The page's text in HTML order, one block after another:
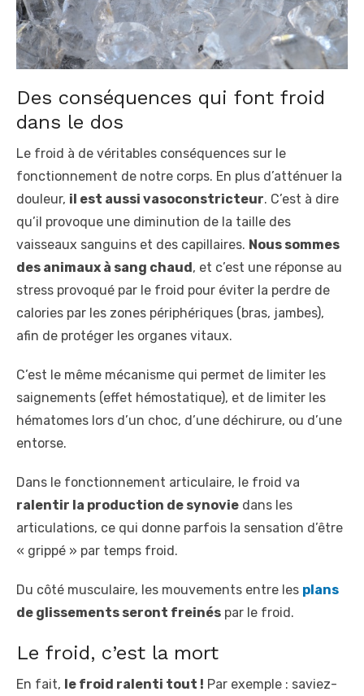
Des conséquences qui font froid
dans le dos
Le froid à de véritables conséquences sur le
fonctionnement de notre corps. En plus d’atténuer la
douleur, il est aussi vasoconstricteur. C’est à dire
qu’il provoque une diminution de la taille des
vaisseaux sanguins et des capillaires. Nous sommes
des animaux à sang chaud, et c’est une réponse au
stress provoqué par le froid pour éviter la perdre de
calories par les zones périphériques (bras, jambes),
afin de protéger les organes vitaux.
C’est le même mécanisme qui permet de limiter les
saignements (effet hémostatique), et de limiter les
hématomes lors d’un choc, d’une déchirure, ou d’une
entorse.
Dans le fonctionnement articulaire, le froid va
ralentir la production de synovie dans les
articulations, ce qui donne parfois la sensation d’être
« grippé » par temps froid.
Du côté musculaire, les mouvements entre les plans
de glissements seront freinés par le froid.
Le froid, c’est la mort
En fait, le froid ralenti tout ! Par exemple : saviez-